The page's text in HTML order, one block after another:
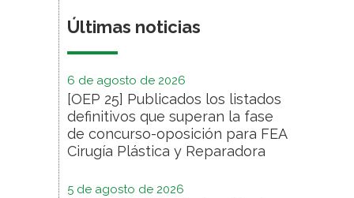
Últimas noticias
6 de agosto de 2026
[OEP 25] Publicados los listados
definitivos que superan la fase
de concurso-oposición para FEA
Cirugía Plástica y Reparadora
5 de agosto de 2026